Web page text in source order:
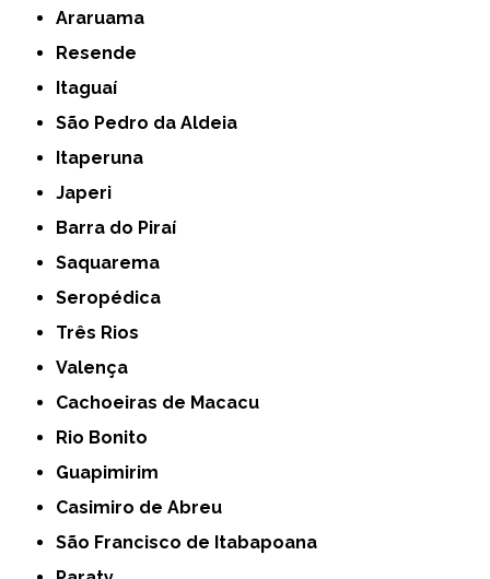
Araruama
Resende
Itaguaí
São Pedro da Aldeia
Itaperuna
Japeri
Barra do Piraí
Saquarema
Seropédica
Três Rios
Valença
Cachoeiras de Macacu
Rio Bonito
Guapimirim
Casimiro de Abreu
São Francisco de Itabapoana